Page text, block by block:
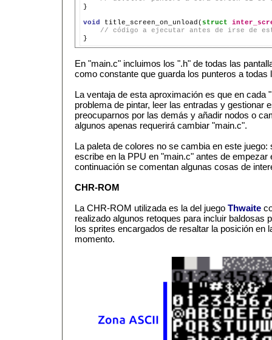
}
void title_screen_on_unload( struct
// código a ejecutar antes de irse de
En "main.c" incluimos los ".h" de todas las
como constante que guarda los punteros a todas
La ventaja de esta aproximación es que en cada
problema de pintar, leer las entradas y gestionar
preocuparnos por las demás y añadir nodos o
algunos apenas requerirá cambiar "main.c".
La paleta de colores no se cambia en este
escribe en la PPU en "main.c" antes de empezar
continuación se comentan algunas cosas de
CHR-ROM
La CHR-ROM utilizada es la del juego Thwaite
realizado algunos retoques para incluir baldosas
los sprites encargados de resaltar la posición en
momento.